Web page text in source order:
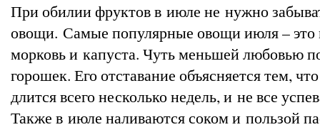
При обилии фруктов в июле не нужно
овощи. Самые популярные овощи июля – это
морковь и капуста. Чуть меньшей любовью
горошек. Его отставание объясняется тем,
длится всего несколько недель, и не все
Также в июле наливаются соком и пользой